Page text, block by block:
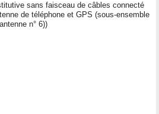
sans faisceau de câbles connecté
de téléphone et GPS (sous-ensemble
n° 6))